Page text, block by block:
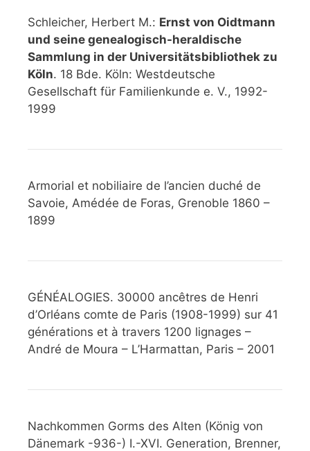
Schleicher, Herbert M.: Ernst von Oidtmann
und seine genealogisch-heraldische
Sammlung in der Universitätsbibliothek zu
Köln. 18 Bde. Köln: Westdeutsche
Gesellschaft für Familienkunde e. V., 1992-
1999
Armorial et nobiliaire de l’ancien duché de
Savoie, Amédée de Foras, Grenoble 1860 –
1899
GÉNÉALOGIES. 30000 ancêtres de Henri
d’Orléans comte de Paris (1908-1999) sur 41
générations et à travers 1200 lignages –
André de Moura – L’Harmattan, Paris – 2001
Nachkommen Gorms des Alten (König von
Dänemark -936-) I.-XVI. Generation, Brenner,